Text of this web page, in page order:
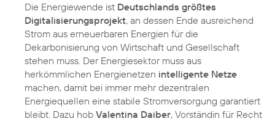
Die Energiewende ist Deutschlands größtes
Digitalisierungsprojekt, an dessen Ende ausreichend
Strom aus erneuerbaren Energien für die
Dekarbonisierung von Wirtschaft und Gesellschaft
stehen muss. Der Energiesektor muss aus
herkömmlichen Energienetzen intelligente Netze
machen, damit bei immer mehr dezentralen
Energiequellen eine stabile Stromversorgung garantiert
bleibt. Dazu hob Valentina Daiber, Vorständin für Recht